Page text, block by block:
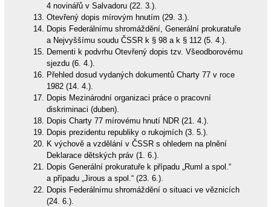
4 novinářů v Salvadoru (22. 3.).
Otevřený dopis mírovým hnutím (29. 3.).
Dopis Federálnímu shromáždění, Generální prokuratuře
a Nejvyššímu soudu ČSSR k § 98 a k § 112 (5. 4.).
Dementi k podvrhu Otevřený dopis tzv. Všeodborovému
sjezdu (6. 4.).
Přehled dosud vydaných dokumentů Charty 77 v roce
1982 (14. 4.).
Dopis Mezinárodní organizaci práce o pracovní
diskriminaci (duben).
Dopis Charty 77 mírovému hnutí NDR (21. 4.).
Dopis prezidentu republiky o rukojmích (3. 5.).
K výchově a vzdělání v ČSSR s ohledem na plnění
Deklarace dětských práv (1. 6.).
Dopis Generální prokuratuře k případu „Ruml a spol.“
a případu „Jirous a spol.“ (23. 6.).
Dopis Federálnímu shromáždění o situaci ve věznicích
(24. 6.).